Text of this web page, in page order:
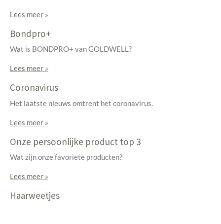
Lees meer »
Bondpro+
Wat is BONDPRO+ van GOLDWELL?
Lees meer »
Coronavirus
Het laatste nieuws omtrent het coronavirus.
Lees meer »
Onze persoonlijke product top 3
Wat zijn onze favoriete producten?
Lees meer »
Haarweetjes